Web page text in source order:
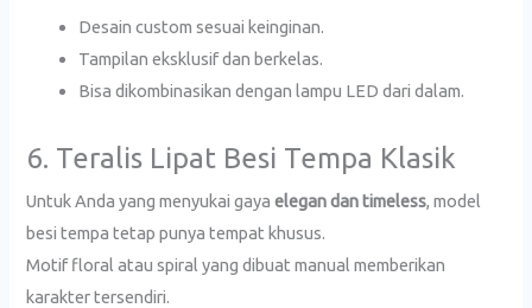
Desain custom sesuai keinginan.
Tampilan eksklusif dan berkelas.
Bisa dikombinasikan dengan lampu LED dari dalam.
6. Teralis Lipat Besi Tempa Klasik
Untuk Anda yang menyukai gayaelegan dan timeless, model
besi tempa tetap punya tempat khusus.
Motif floral atau spiral yang dibuat manual memberikan
karakter tersendiri.